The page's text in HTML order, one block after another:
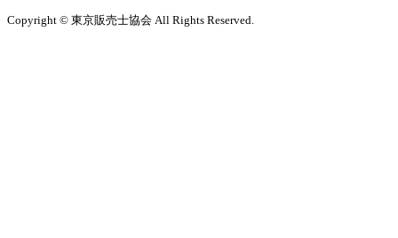
Copyright © 東京販売士協会 All Rights Reserved.